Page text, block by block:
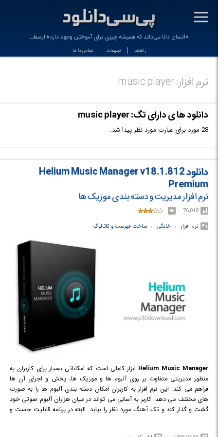
-
«انسان دانا می‌داند که همیشه چیزی برای آموختن وجود دارد» ارسطو
راهنما تبلیغات تماس با ما
نرم افزار: music player
دانلود ها ی دارای تگ: music player
28 مورد برای عبارت مورد نظر پیدا شد.
دانلود Helium Music Manager v18.1.812
Premium
نرم افزار مدیریت و دسته بندی موزیک ها
76,010
نرم افزار ← ‏ خانگی ← ‏ ساخت فهرست و کاتالوگ
Helium Music Manager ابزار کاملی است که امکاناتی بسیار برای کاربران به
منظور مدیریتی متفاوت بر روی آلبوم ها و موزیک ها، پخش و اجرای آن ها
فراهم می کند. این نرم افزار به کاربران امکان دسته بندی آلبوم ها را به صورت
های مختلف می دهد. کاربر به آسانی می تواند در میان هزاران آلبوم صوتی خود
گشت و گذار کند و تک آهنگ مورد نظر را بیابد. البته در برنامه قابلیت جست و